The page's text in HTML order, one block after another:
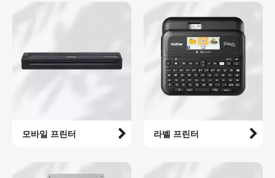
모바일 프린터 라벨 프린터